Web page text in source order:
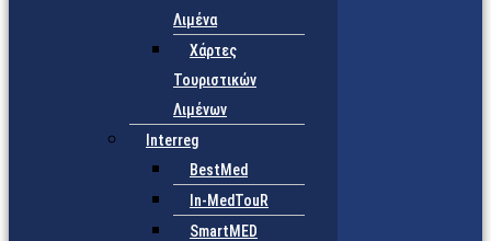
Λιμένα
Χάρτες
Τουριστικών
Λιμένων
Interreg
BestMed
In-MedTouR
SmartMED